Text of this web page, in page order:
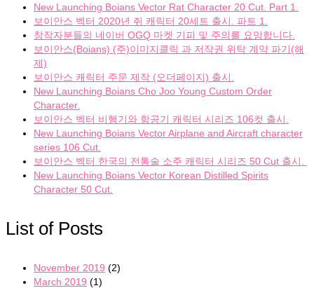
New Launching Boians Vector Rat Character 20 Cut. Part 1.
보이안스 벡터 2020년 쥐 캐릭터 20세트 출시. 파트 1.
창작자분들의 네이버 OGQ 마켓 기피 및 주의를 요망합니다.
보이안스(Boians) (주)이미지클릭 과 저작권 위탁 계약 파기(해
제)
보이안스 캐릭터 주문 제작 (오더페이지) 출시.
New Launching Boians Cho Joo Young Custom Order
Character.
보이안스 벡터 비행기와 항공기 캐릭터 시리즈 106컷 출시.
New Launching Boians Vector Airplane and Aircraft character
series 106 Cut.
보이안스 벡터 한국의 전통술 소주 캐릭터 시리즈 50 Cut 출시.
New Launching Boians Vector Korean Distilled Spirits
Character 50 Cut.
List of Posts
November 2019 (2)
March 2019 (1)